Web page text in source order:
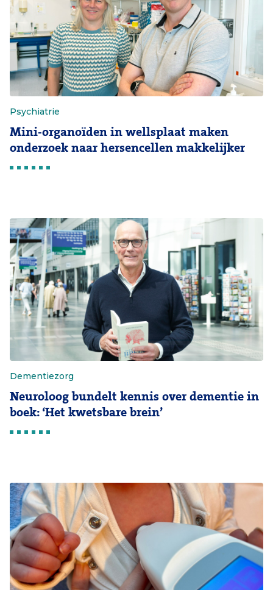
Psychiatrie
Mini-organoïden in wellsplaat maken
onderzoek naar hersencellen makkelijker
Dementiezorg
Neuroloog bundelt kennis over dementie in
boek: ‘Het kwetsbare brein’